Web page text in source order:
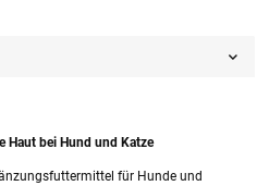
Haut bei Hund und Katze
für Hunde und